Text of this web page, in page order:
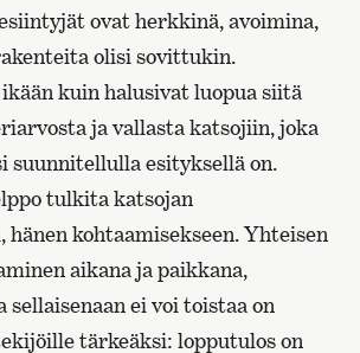
ovat herkkinä, avoimina,
olisi sovittukin.
kuin halusivat luopua siitä
ja vallasta katsojiin, joka
suunnitellulla esityksellä on.
tulkita katsojan
hänen kohtaamisekseen. Yhteisen
aikana ja paikkana,
sellaisenaan ei voi toistaa on
tärkeäksi: lopputulos on